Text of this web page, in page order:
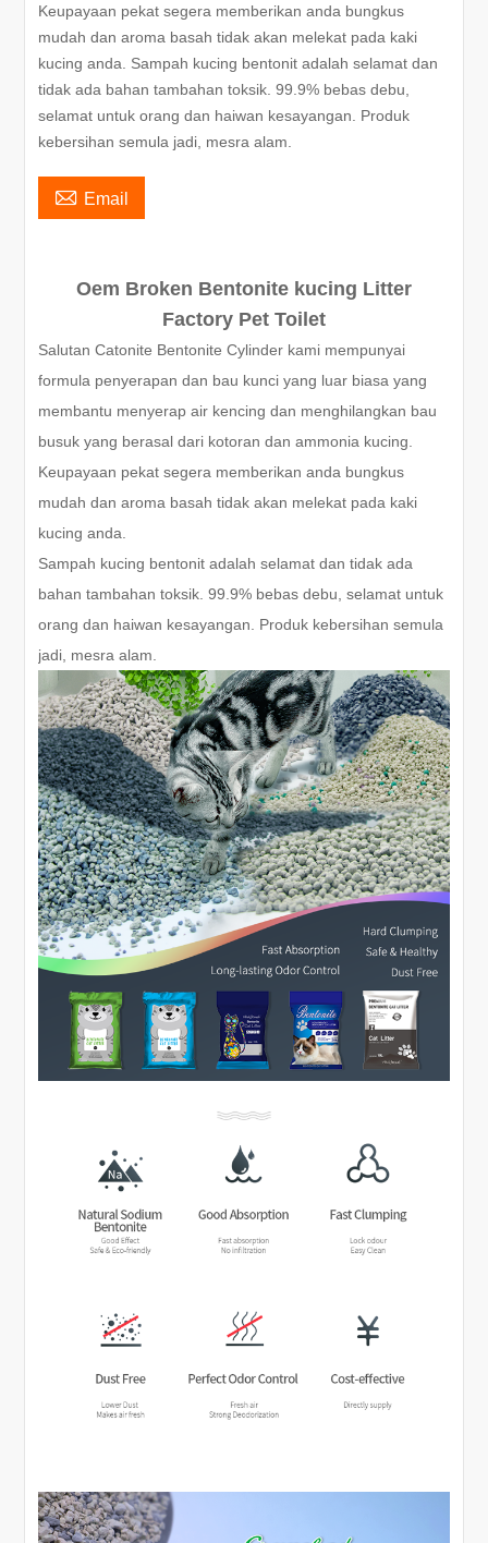
Keupayaan pekat segera memberikan anda bungkus
mudah dan aroma basah tidak akan melekat pada kaki
kucing anda. Sampah kucing bentonit adalah selamat dan
tidak ada bahan tambahan toksik. 99.9% bebas debu,
selamat untuk orang dan haiwan kesayangan. Produk
kebersihan semula jadi, mesra alam.
 Email
Oem Broken Bentonite kucing Litter
Factory Pet Toilet
Salutan Catonite Bentonite Cylinder kami mempunyai
formula penyerapan dan bau kunci yang luar biasa yang
membantu menyerap air kencing dan menghilangkan bau
busuk yang berasal dari kotoran dan ammonia kucing.
Keupayaan pekat segera memberikan anda bungkus
mudah dan aroma basah tidak akan melekat pada kaki
kucing anda.
Sampah kucing bentonit adalah selamat dan tidak ada
bahan tambahan toksik. 99.9% bebas debu, selamat untuk
orang dan haiwan kesayangan. Produk kebersihan semula
jadi, mesra alam.